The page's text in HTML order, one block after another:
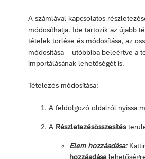
A számlával kapcsolatos
módosíthatja. Ide tartozik az újabb
tételek törlése és módosítása, az
módosítása – utóbbiba beleértve a
importálásának lehetőségét is.
Tételezés módosítása:
A feldolgozó oldalról nyissa
A Részletezésösszesítés
Elem hozzáadása:
hozzáadása